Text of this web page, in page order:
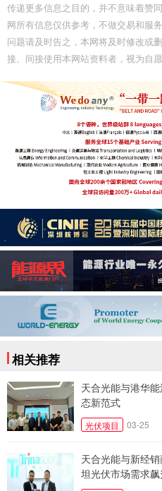
传递更多信息之目的，并不意味着赞
网所有信息仅供参考，不做交易和服
问题请及时告之，本网将及时修改或
接、间接使用本网站资料者，视为自
相关推荐
天合光能与港华
态新范式
光伏项目 03-25
天合光能与新经
坦光伏市场需求